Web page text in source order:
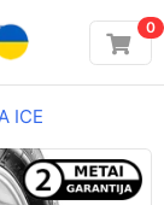
0
ICE